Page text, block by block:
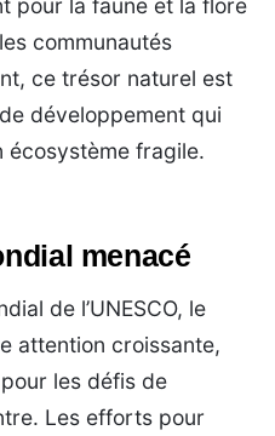
communautés
ce trésor naturel est
développement qui
fragile.
menacé
de l’UNESCO, le
attention croissante,
les défis de
Les efforts pour